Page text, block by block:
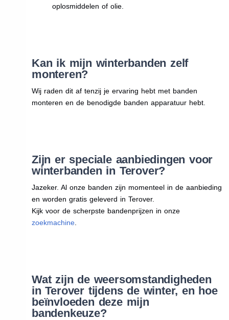
oplosmiddelen of olie.
Kan ik mijn winterbanden zelf
monteren?
Wij raden dit af tenzij je ervaring hebt met banden
monteren en de benodigde banden apparatuur hebt.
Zijn er speciale aanbiedingen voor
winterbanden in Terover?
Jazeker. Al onze banden zijn momenteel in de aanbieding
en worden gratis geleverd in Terover.
Kijk voor de scherpste bandenprijzen in onze
zoekmachine.
Wat zijn de weersomstandigheden
in Terover tijdens de winter, en hoe
beïnvloeden deze mijn
bandenkeuze?